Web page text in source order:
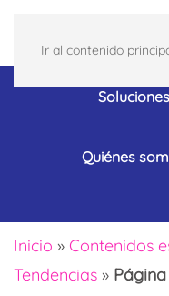
Ir al contenido
Soluciones
Quiénes
Inicio » Contenidos
Tendencias » Página